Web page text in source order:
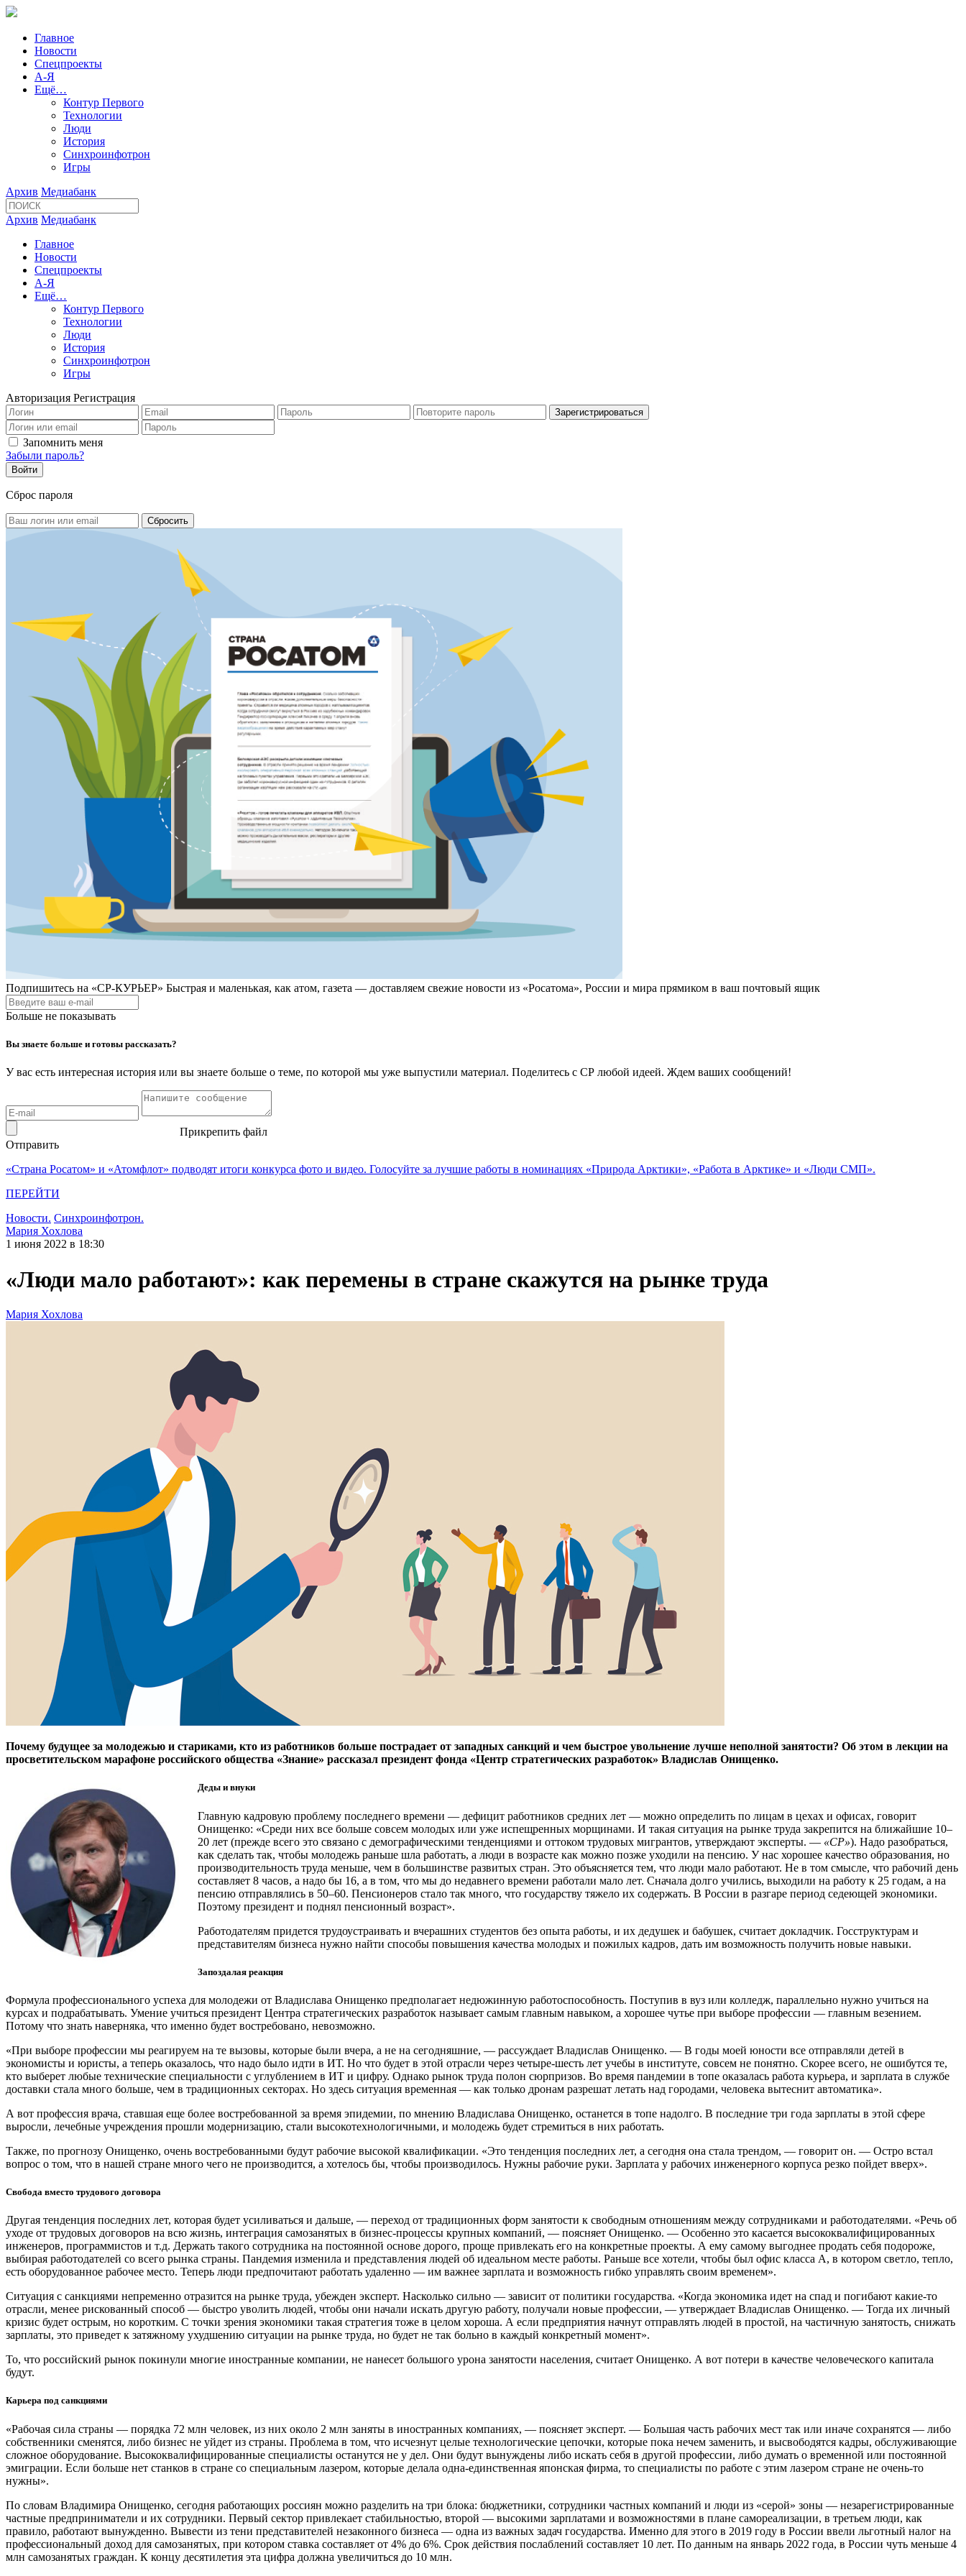
Главное
Новости
Спецпроекты
А-Я
Ещё…
Контур Первого
Технологии
Люди
История
Синхроинфотрон
Игры
Архив Медиабанк
Архив Медиабанк
Главное
Новости
Спецпроекты
А-Я
Ещё…
Контур Первого
Технологии
Люди
История
Синхроинфотрон
Игры
Авторизация Регистрация
Запомнить меня
Забыли пароль?
Сброс пароля
Подпишитесь на «СР-КУРЬЕР» Быстрая и маленькая, как атом, газета — доставляем свежие новости из «Росатома», России и мира прямиком в ваш почтовый ящик
Больше не показывать
Вы знаете больше и готовы рассказать?
У вас есть интересная история или вы знаете больше о теме, по которой мы уже выпустили материал. Поделитесь с СР любой идеей. Ждем ваших сообщений!
Прикрепить файл
Отправить
«Страна Росатом» и «Атомфлот» подводят итоги конкурса фото и видео. Голосуйте за лучшие работы в номинациях «Природа Арктики», «Работа в Арктике» и «Люди СМП».
ПЕРЕЙТИ
Новости. Синхроинфотрон.
Мария Хохлова
1 июня 2022 в 18:30
«Люди мало работают»: как перемены в стране скажутся на рынке труда
Мария Хохлова
Почему будущее за молодежью и стариками, кто из работников больше пострадает от западных санкций и чем быстрое увольнение лучше неполной занятости? Об этом в лекции на
просветительском марафоне российского общества «Знание» рассказал президент фонда «Центр стратегических разработок» Владислав Онищенко.
Деды и внуки
Главную кадровую проблему последнего времени — дефицит работников средних лет — можно определить по лицам в цехах и офисах, говорит
Онищенко: «Среди них все больше совсем молодых или уже испещренных морщинами. И такая ситуация на рынке труда закрепится на ближайшие 10–
20 лет (прежде всего это связано с демографическими тенденциями и оттоком трудовых мигрантов, утверждают эксперты. — «СР»). Надо разобраться,
как сделать так, чтобы молодежь раньше шла работать, а люди в возрасте как можно позже уходили на пенсию. У нас хорошее качество образования, но
производительность труда меньше, чем в большинстве развитых стран. Это объясняется тем, что люди мало работают. Не в том смысле, что рабочий день
составляет 8 часов, а надо бы 16, а в том, что мы до недавнего времени работали мало лет. Сначала долго учились, выходили на работу к 25 годам, а на
пенсию отправлялись в 50–60. Пенсионеров стало так много, что государству тяжело их содержать. В России в разгаре период седеющей экономики.
Поэтому президент и поднял пенсионный возраст».
Работодателям придется трудоустраивать и вчерашних студентов без опыта работы, и их дедушек и бабушек, считает докладчик. Госструктурам и
представителям бизнеса нужно найти способы повышения качества молодых и пожилых кадров, дать им возможность получить новые навыки.
Запоздалая реакция
Формула профессионального успеха для молодежи от Владислава Онищенко предполагает недюжинную работоспособность. Поступив в вуз или колледж, параллельно нужно учиться на
курсах и подрабатывать. Умение учиться президент Центра стратегических разработок называет самым главным навыком, а хорошее чутье при выборе профессии — главным везением.
Потому что знать наверняка, что именно будет востребовано, невозможно.
«При выборе профессии мы реагируем на те вызовы, которые были вчера, а не на сегодняшние, — рассуждает Владислав Онищенко. — В годы моей юности все отправляли детей в
экономисты и юристы, а теперь оказалось, что надо было идти в ИТ. Но что будет в этой отрасли через четыре-шесть лет учебы в институте, совсем не понятно. Скорее всего, не ошибутся те,
кто выберет любые технические специальности с углублением в ИТ и цифру. Однако рынок труда полон сюрпризов. Во время пандемии в топе оказалась работа курьера, и зарплата в службе
доставки стала много больше, чем в традиционных секторах. Но здесь ситуация временная — как только дронам разрешат летать над городами, человека вытеснит автоматика».
А вот профессия врача, ставшая еще более востребованной за время эпидемии, по мнению Владислава Онищенко, останется в топе надолго. В последние три года зарплаты в этой сфере
выросли, лечебные учреждения прошли модернизацию, стали высокотехнологичными, и молодежь будет стремиться в них работать.
Также, по прогнозу Онищенко, очень востребованными будут рабочие высокой квалификации. «Это тенденция последних лет, а сегодня она стала трендом, — говорит он. — Остро встал
вопрос о том, что в нашей стране много чего не производится, а хотелось бы, чтобы производилось. Нужны рабочие руки. Зарплата у рабочих инженерного корпуса резко пойдет вверх».
Свобода вместо трудового договора
Другая тенденция последних лет, которая будет усиливаться и дальше, — переход от традиционных форм занятости к свободным отношениям между сотрудниками и работодателями. «Речь об
уходе от трудовых договоров на всю жизнь, интеграция самозанятых в бизнес-процессы крупных компаний, — поясняет Онищенко. — Особенно это касается высококвалифицированных
инженеров, программистов и т.д. Держать такого сотрудника на постоянной основе дорого, проще привлекать его на конкретные проекты. А ему самому выгоднее продать себя подороже,
выбирая работодателей со всего рынка страны. Пандемия изменила и представления людей об идеальном месте работы. Раньше все хотели, чтобы был офис класса А, в котором светло, тепло,
есть оборудованное рабочее место. Теперь люди предпочитают работать удаленно — им важнее зарплата и возможность гибко управлять своим временем».
Ситуация с санкциями непременно отразится на рынке труда, убежден эксперт. Насколько сильно — зависит от политики государства. «Когда экономика идет на спад и погибают какие-то
отрасли, менее рискованный способ — быстро уволить людей, чтобы они начали искать другую работу, получали новые профессии, — утверждает Владислав Онищенко. — Тогда их личный
кризис будет острым, но коротким. С точки зрения экономики такая стратегия тоже в целом хороша. А если предприятия начнут отправлять людей в простой, на частичную занятость, снижать
зарплаты, это приведет к затяжному ухудшению ситуации на рынке труда, но будет не так больно в каждый конкретный момент».
То, что российский рынок покинули многие иностранные компании, не нанесет большого урона занятости населения, считает Онищенко. А вот потери в качестве человеческого капитала
будут.
Карьера под санкциями
«Рабочая сила страны — порядка 72 млн человек, из них около 2 млн заняты в иностранных компаниях, — поясняет эксперт. — Большая часть рабочих мест так или иначе сохранятся — либо
собственники сменятся, либо бизнес не уйдет из страны. Проблема в том, что исчезнут целые технологические цепочки, которые пока нечем заменить, и высвободятся кадры, обслуживающие
сложное оборудование. Высококвалифицированные специалисты останутся не у дел. Они будут вынуждены либо искать себя в другой профессии, либо думать о временной или постоянной
эмиграции. Если больше нет станков в стране со специальным лазером, которые делала одна-единственная японская фирма, то специалисты по работе с этим лазером стране не очень-то
нужны».
По словам Владимира Онищенко, сегодня работающих россиян можно разделить на три блока: бюджетники, сотрудники частных компаний и люди из «серой» зоны — незарегистрированные
частные предприниматели и их сотрудники. Первый сектор привлекает стабильностью, второй — высокими зарплатами и возможностями в плане самореализации, в третьем люди, как
правило, работают вынужденно. Вывести из тени представителей незаконного бизнеса — одна из важных задач государства. Именно для этого в 2019 году в России ввели льготный налог на
профессиональный доход для самозанятых, при котором ставка составляет от 4% до 6%. Срок действия послаблений составляет 10 лет. По данным на январь 2022 года, в России чуть меньше 4
млн самозанятых граждан. К концу десятилетия эта цифра должна увеличиться до 10 млн.